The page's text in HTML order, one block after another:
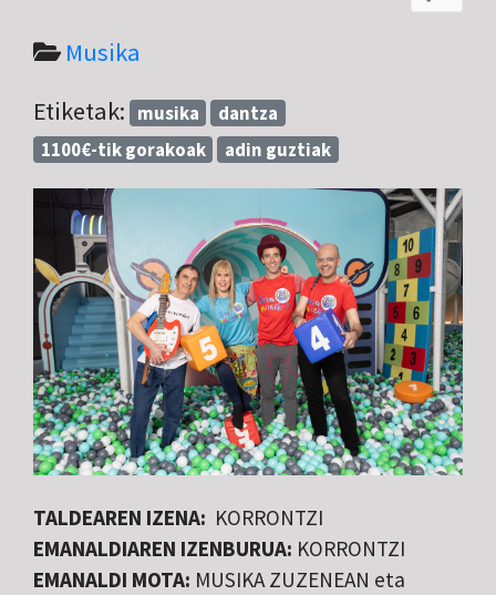
Musika
Etiketak: musika
dantza
1100€-tik gorakoak
adin guztiak
TALDEAREN IZENA: KORRONTZI
EMANALDIAREN IZENBURUA: KORRONTZI
EMANALDI MOTA: MUSIKA ZUZENEAN eta